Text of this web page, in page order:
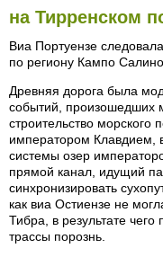
на Тирренском
Виа Портуензе
по региону Кампо
Древняя дорога была
событий, произошедших
строительство морского
императором Клавдием,
системы озер
прямой канал, идущий
синхронизировать
как виа Остиензе не
Тибра, в результате
трассы порознь.